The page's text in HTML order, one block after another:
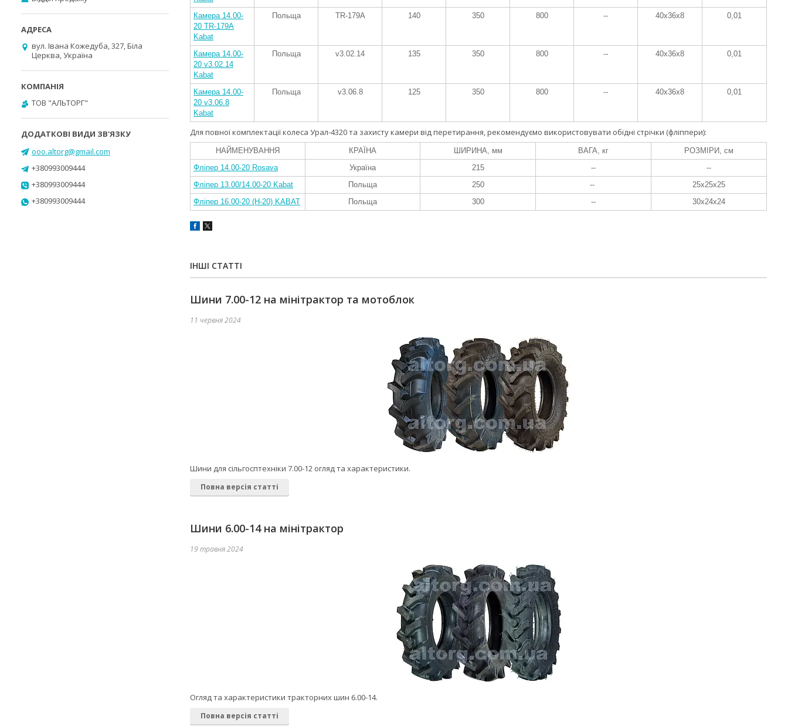
Камера 14.00-
20 TR-179A
Kabat
Польща TR-179A 140 350 800 -- 40x36x8 0,01
Камера 14.00-
20 v3.02.14
Kabat
Польща v3.02.14 135 350 800 -- 40x36x8 0,01
Камера 14.00-
20 v3.06.8
Kabat
Польща v3.06.8 125 350 800 -- 40x36x8 0,01
Для повної комплектації колеса Урал-4320 та захисту камери від перетирання, рекомендуємо використовувати обідні стрічки (фліппери):
НАЙМЕНУВАННЯ КРАЇНА ШИРИНА, мм ВАГА, кг
РОЗМІРИ, см
Фліпер 14.00-20 Rosava
Україна 215 --
--
Фліпер 13.00/14.00-20 Kabat
Польща 250 --
25x25x25
Фліпер 16.00-20 (H-20) KABAT
Польща 300 -- 30x24x24
ІНШІ СТАТТІ
Шини 7.00-12 на мінітрактор та мотоблок
11 червня 2024
Шини для сільгосптехніки 7.00-12 огляд та характеристики.
Повна версія статті
Шини 6.00-14 на мінітрактор
19 травня 2024
Огляд та характеристики тракторних шин 6.00-14.
Повна версія статті
вул. Івана Кожедуба, 327, Біла
Церква, Україна
ТОВ "АЛЬТОРГ"
ooo.altorg@gmail.com
+380993009444
+380993009444
+380993009444